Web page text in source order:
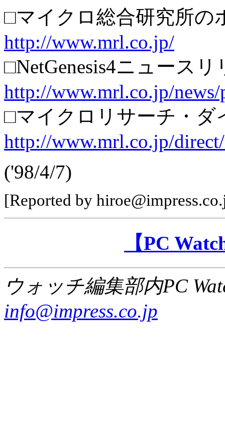
□マイクロ総合研究所の
http://www.mrl.co.jp/
□NetGenesis4ニュースリ
http://www.mrl.co.jp/
□マイクロリサーチ・ダ
http://www.mrl.co.jp/
('98/4/7)
[Reported by
【PC
ウォッチ編集部内PC
info@impress.co.jp